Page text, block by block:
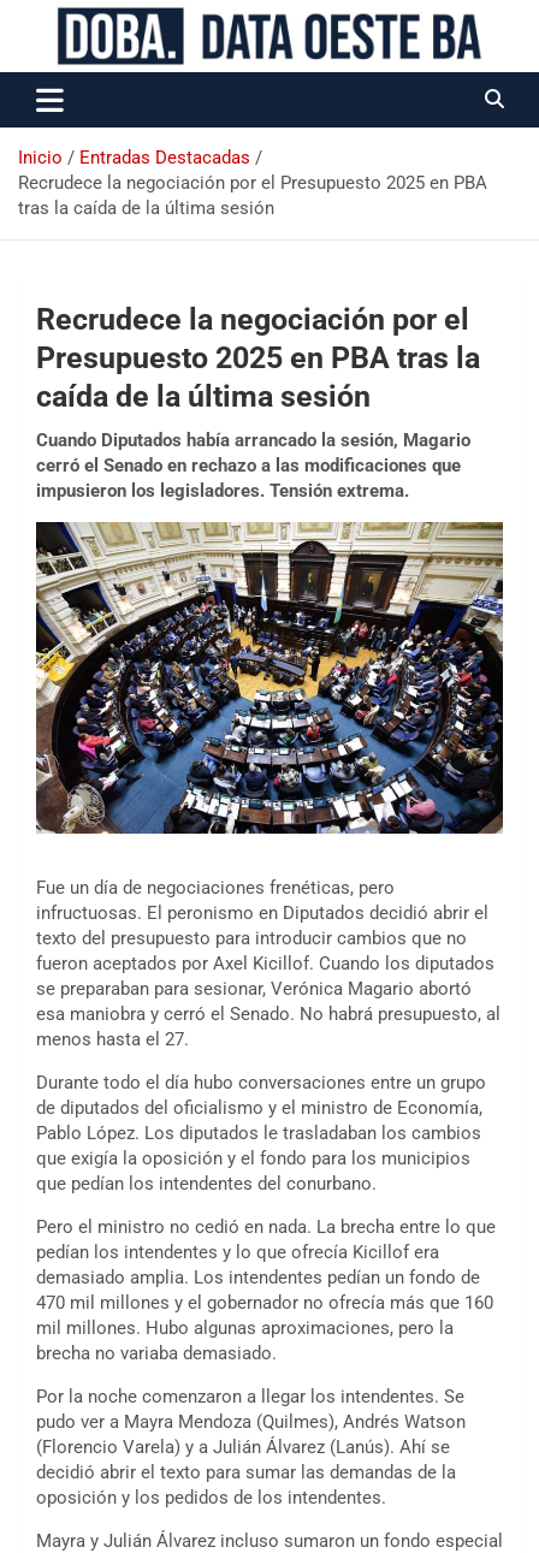
Data Oeste BA
Inicio
Entradas Destacadas
Recrudece la negociación por el Presupuesto 2025 en PBA
tras la caída de la última sesión
Recrudece la negociación por el
Presupuesto 2025 en PBA tras la
caída de la última sesión
Cuando Diputados había arrancado la sesión, Magario
cerró el Senado en rechazo a las modificaciones que
impusieron los legisladores. Tensión extrema.
Fue un día de negociaciones frenéticas, pero
infructuosas. El peronismo en Diputados decidió abrir el
texto del presupuesto para introducir cambios que no
fueron aceptados por Axel Kicillof. Cuando los diputados
se preparaban para sesionar, Verónica Magario abortó
esa maniobra y cerró el Senado. No habrá presupuesto, al
menos hasta el 27.
Durante todo el día hubo conversaciones entre un grupo
de diputados del oficialismo y el ministro de Economía,
Pablo López. Los diputados le trasladaban los cambios
que exigía la oposición y el fondo para los municipios
que pedían los intendentes del conurbano.
Pero el ministro no cedió en nada. La brecha entre lo que
pedían los intendentes y lo que ofrecía Kicillof era
demasiado amplia. Los intendentes pedían un fondo de
470 mil millones y el gobernador no ofrecía más que 160
mil millones. Hubo algunas aproximaciones, pero la
brecha no variaba demasiado.
Por la noche comenzaron a llegar los intendentes. Se
pudo ver a Mayra Mendoza (Quilmes), Andrés Watson
(Florencio Varela) y a Julián Álvarez (Lanús). Ahí se
decidió abrir el texto para sumar las demandas de la
oposición y los pedidos de los intendentes.
Mayra y Julián Álvarez incluso sumaron un fondo especial